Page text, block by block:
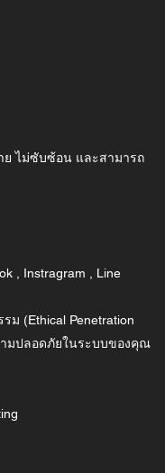
ย ไม่ซับซ้อน และสามารถ
, Instragram , Line
ม (Ethical Penetration
มปลอดภัยในระบบของคุณ